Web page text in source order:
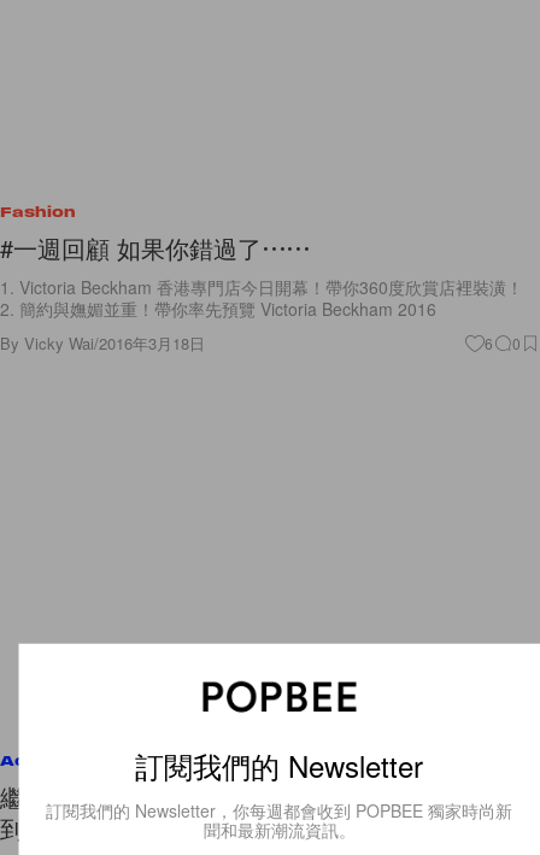
Fashion
#一週回顧 如果你錯過了⋯⋯
1. Victoria Beckham 香港專門店今日開幕！帶你360度欣賞店裡裝潢！
2. 簡約與嫵媚並重！帶你率先預覽 Victoria Beckham 2016
By Vicky Wai/2016年3月18日 6 0
Accessories
繼 NMD 後勢必掀起熱潮！adidas Ultra Boost 新色
到埗
訂閱我們的 Newsletter
訂閱我們的 Newsletter，你每週都會收到 POPBEE 獨家時尚新
聞和最新潮流資訊。